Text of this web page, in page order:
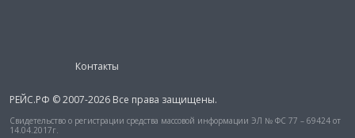
Контакты
РЕЙС.РФ © 2007-2026 Все права защищены.
Свидетельство о регистрации средства массовой информации ЭЛ № ФС 77 – 69424 от
14.04.2017г.